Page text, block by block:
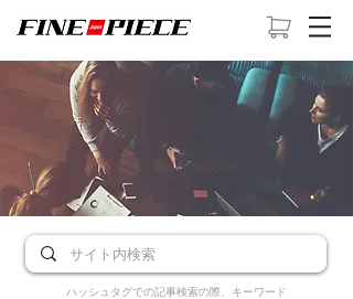
ハッシュタグでの記事検索の際、キーワード